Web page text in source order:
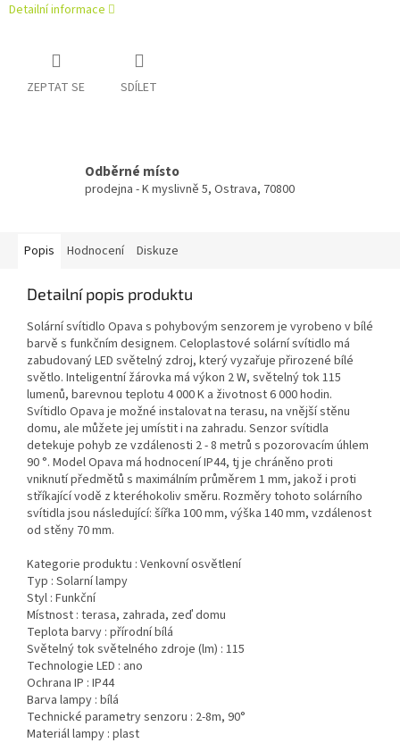
Detailní informace
ZEPTAT SE SDÍLET
Odběrné místo
prodejna - K myslivně 5, Ostrava, 70800
Popis Hodnocení Diskuze
Detailní popis produktu
Solární svítidlo Opava s pohybovým senzorem je vyrobeno v bílé
barvě s funkčním designem. Celoplastové solární svítidlo má
zabudovaný LED světelný zdroj, který vyzařuje přirozené bílé
světlo. Inteligentní žárovka má výkon 2 W, světelný tok 115
lumenů, barevnou teplotu 4 000 K a životnost 6 000 hodin.
Svítidlo Opava je možné instalovat na terasu, na vnější stěnu
domu, ale můžete jej umístit i na zahradu. Senzor svítidla
detekuje pohyb ze vzdálenosti 2 - 8 metrů s pozorovacím úhlem
90 °. Model Opava má hodnocení IP44, tj je chráněno proti
vniknutí předmětů s maximálním průměrem 1 mm, jakož i proti
stříkající vodě z kteréhokoliv směru. Rozměry tohoto solárního
svítidla jsou následující: šířka 100 mm, výška 140 mm, vzdálenost
od stěny 70 mm.
Kategorie produktu : Venkovní osvětlení
Typ : Solarní lampy
Styl : Funkční
Místnost : terasa, zahrada, zeď domu
Teplota barvy : přírodní bílá
Světelný tok světelného zdroje (lm) : 115
Technologie LED : ano
Ochrana IP : IP44
Barva lampy : bílá
Technické parametry senzoru : 2-8m, 90°
Materiál lampy : plast